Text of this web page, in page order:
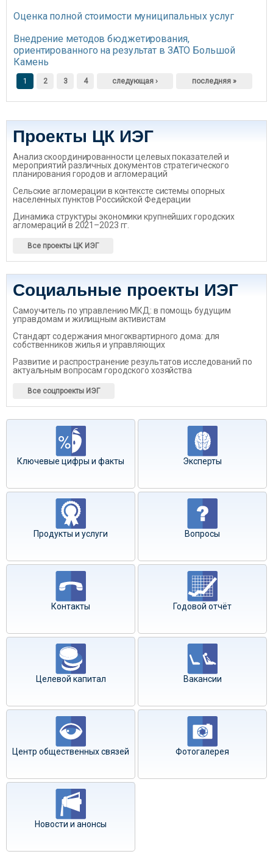
Оценка полной стоимости муниципальных услуг
Внедрение методов бюджетирования,
ориентированного на результат в ЗАТО Большой
Камень
Страницы
1 2 3 4 следующая › последняя »
Проекты ЦК ИЭГ
Анализ скоординированности целевых показателей и
мероприятий различных документов стратегического
планирования городов и агломераций
Сельские агломерации в контексте системы опорных
населенных пунктов Российской Федерации
Динамика структуры экономики крупнейших городских
агломераций в 2021–2023 гг.
Все проекты ЦК ИЭГ
Социальные проекты ИЭГ
Самоучитель по управлению МКД: в помощь будущим
управдомам и жилищным активистам
Стандарт содержания многоквартирного дома: для
собственников жилья и управляющих
Развитие и распространение результатов исследований по
актуальным вопросам городского хозяйства
Все соцпроекты ИЭГ
Ключевые цифры и факты Эксперты
Продукты и услуги Вопросы
Контакты Годовой отчёт
Целевой капитал Вакансии
Центр общественных связей Фотогалерея
Новости и анонсы